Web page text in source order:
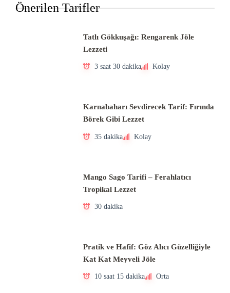
Önerilen Tarifler
Tatlı Gökkuşağı: Rengarenk Jöle
Lezzeti
3 saat 30 dakika Kolay
Karnabaharı Sevdirecek Tarif: Fırında
Börek Gibi Lezzet
35 dakika Kolay
Mango Sago Tarifi – Ferahlatıcı
Tropikal Lezzet
30 dakika
Pratik ve Hafif: Göz Alıcı Güzelliğiyle
Kat Kat Meyveli Jöle
10 saat 15 dakika Orta